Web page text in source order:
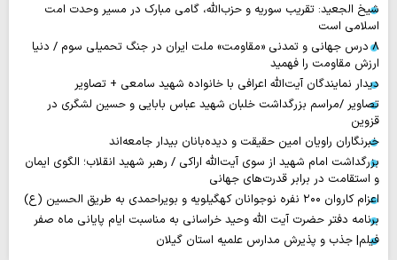
شیخ الجعید: تقریب سوریه و حزب‌الله، گامی مبارک در مسیر وحدت امت
اسلامی است
۸ درس جهانی و تمدنی «مقاومت» ملت ایران در جنگ تحمیلی سوم / دنیا
ارزش مقاومت را فهمید
دیدار نمایندگان آیت‌الله اعرافی با خانواده شهید سامعی + تصاویر
تصاویر /مراسم بزرگداشت خلبان شهید عباس بابایی و حسین لشگری در
قزوین
خبرنگاران راویان امین حقیقت و دیده‌بانان بیدار جامعه‌اند
بزرگداشت امام شهید از سوی آیت‌الله اراکی / رهبر شهید انقلاب؛ الگوی ایمان
و استقامت در برابر قدرت‌های جهانی
اعزام کاروان ۲۰۰ نفره نوجوانان کهگیلویه و بویراحمدی به طریق الحسین (ع)
برنامه دفتر حضرت آیت الله وحید خراسانی به مناسبت ایام پایانی ماه صفر
فیلم| جذب و پذیرش مدارس علمیه استان گیلان